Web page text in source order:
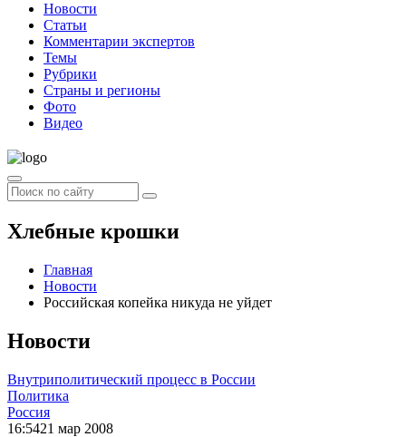
Новости
Статьи
Комментарии экспертов
Темы
Рубрики
Страны и регионы
Фото
Видео
Хлебные крошки
Главная
Новости
Российская копейка никуда не уйдет
Новости
Внутриполитический процесс в России
Политика
Россия
16:5421 мар 2008